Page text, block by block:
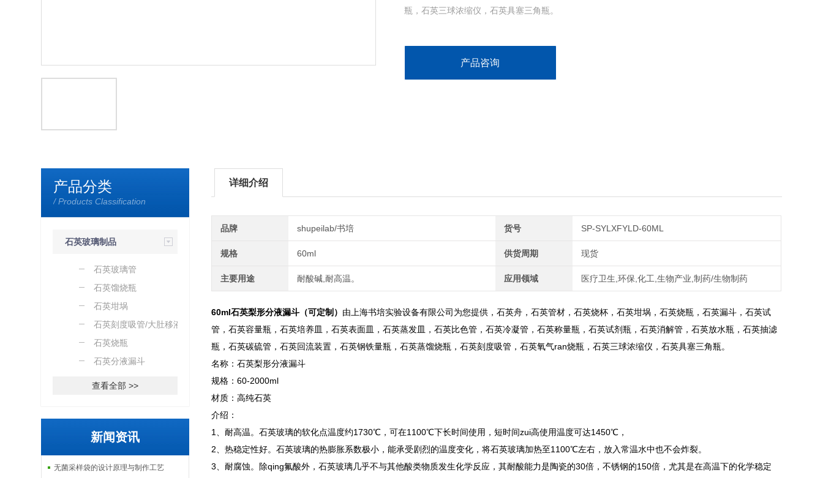
瓶，石英三球浓缩仪，石英具塞三角瓶。
产品咨询
产品分类
/ Products Classification
石英玻璃制品
石英玻璃管
石英馏烧瓶
石英坩埚
石英刻度吸管/大肚移液管
石英烧瓶
石英分液漏斗
查看全部 >>
新闻资讯
无菌采样袋的设计原理与制作工艺
详细介绍
品牌 shupeilab/书培 货号 SP-SYLXFYLD-60ML
规格 60ml 供货周期 现货
主要用途 耐酸碱,耐高温。 应用领域 医疗卫生,环保,化工,生物产业,制药/生物制药
60ml石英梨形分液漏斗（可定制） 由上海书培实验设备有限公司为您提供，石英舟，石英管材，石英烧杯，石英坩埚，石英烧瓶，石英漏斗，石英试
管，石英容量瓶，石英培养皿，石英表面皿，石英蒸发皿，石英比色管，石英冷凝管，石英称量瓶，石英试剂瓶，石英消解管，石英放水瓶，石英抽滤
瓶，石英碳硫管，石英回流装置，石英钢铁量瓶，石英蒸馏烧瓶，石英刻度吸管，石英氧气ran烧瓶，石英三球浓缩仪，石英具塞三角瓶。
名称：石英梨形分液漏斗
规格：60-2000ml
材质：高纯石英
介绍：
1、耐高温。石英玻璃的软化点温度约1730℃，可在1100℃下长时间使用，短时间zui高使用温度可达1450℃，
2、热稳定性好。石英玻璃的热膨胀系数极小，能承受剧烈的温度变化，将石英玻璃加热至1100℃左右，放入常温水中也不会炸裂。
3、耐腐蚀。除qing氟酸外，石英玻璃几乎不与其他酸类物质发生化学反应，其耐酸能力是陶瓷的30倍，不锈钢的150倍，尤其是在高温下的化学稳定